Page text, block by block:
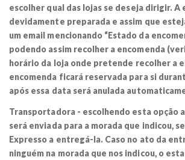
escolher qual das lojas se deseja dirigir. A
devidamente preparada e assim que
um email mencionando “Estado da
podendo assim recolher a encomenda
horário da loja onde pretende recolher a
encomenda ficará reservada para si
após essa data será anulada
Transportadora- escolhendo esta opção
será enviada para a morada que indicou,
Expresso a entregá-la. Caso no ato da
ninguém na morada que nos indicou, o